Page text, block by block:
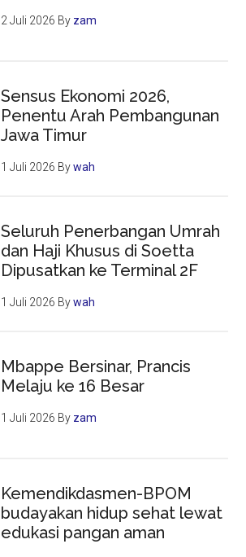
2 Juli 2026 By zam
Sensus Ekonomi 2026,
Penentu Arah Pembangunan
Jawa Timur
1 Juli 2026 Bywah
Seluruh Penerbangan Umrah
dan Haji Khusus di Soetta
Dipusatkan ke Terminal 2F
1 Juli 2026 Bywah
Mbappe Bersinar, Prancis
Melaju ke 16 Besar
1 Juli 2026 By zam
Kemendikdasmen-BPOM
budayakan hidup sehat lewat
edukasi pangan aman